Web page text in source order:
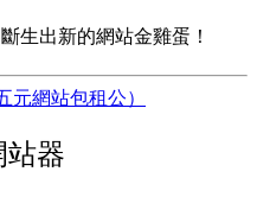
生出新的網站金雞蛋！
站器